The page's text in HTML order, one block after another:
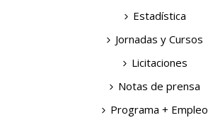
Estadística
Jornadas y Cursos
Licitaciones
Notas de prensa
Programa + Empleo